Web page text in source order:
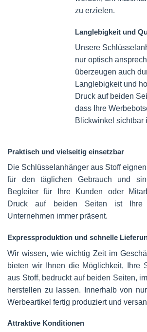
zu erzielen.
Langlebigkeit und
Unsere
nur optisch
überzeugen auch
Langlebigkeit und
Druck auf beiden
dass Ihre
Blickwinkel sichtbar
Praktisch und vielseitig einsetzbar
Die Schlüsselanhänger aus Stoff
für den täglichen Gebrauch und
Begleiter für Ihre Kunden oder
Druck auf beiden Seiten ist
Unternehmen immer präsent.
Expressproduktion und schnelle
Wir wissen, wie wichtig Zeit im
bieten wir Ihnen die Möglichkeit, Ihre
aus Stoff, bedruckt auf beiden Seiten,
herstellen zu lassen. Innerhalb von
Werbeartikel fertig produziert und
Attraktive Konditionen